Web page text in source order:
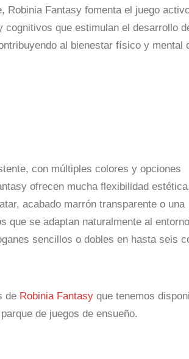
Robinia Fantasy fomenta el juego
que estimulan el desarrollo
al bienestar físico y mental
con múltiples colores y opciones
ofrecen mucha flexibilidad
acabado marrón transparente o una
que se adaptan naturalmente al
sencillos o dobles en hasta seis
de Robinia Fantasy que tenemos
de juegos de ensueño.